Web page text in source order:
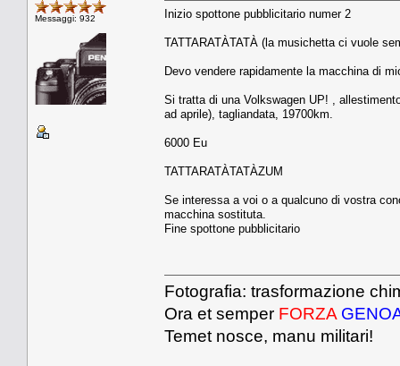
Messaggi: 932 Inizio spottone pubblicitario numer 2
TATTARATÀTATÀ (la musichetta ci vuole
Devo vendere rapidamente la macchina di
Si tratta di una Volkswagen UP! ,
ad aprile), tagliandata, 19700km.
6000 Eu
TATTARATÀTATÀZUM
Se interessa a voi o a qualcuno di vostra
macchina sostituta.
Fine spottone pubblicitario
Fotografia: trasformazione
Ora et semper FORZA
Temet nosce, manu militari!